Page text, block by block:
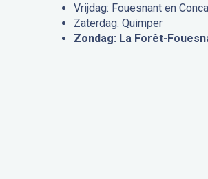
Vrijdag: Fouesnant en
Zaterdag: Quimper
Zondag: La Forêt-